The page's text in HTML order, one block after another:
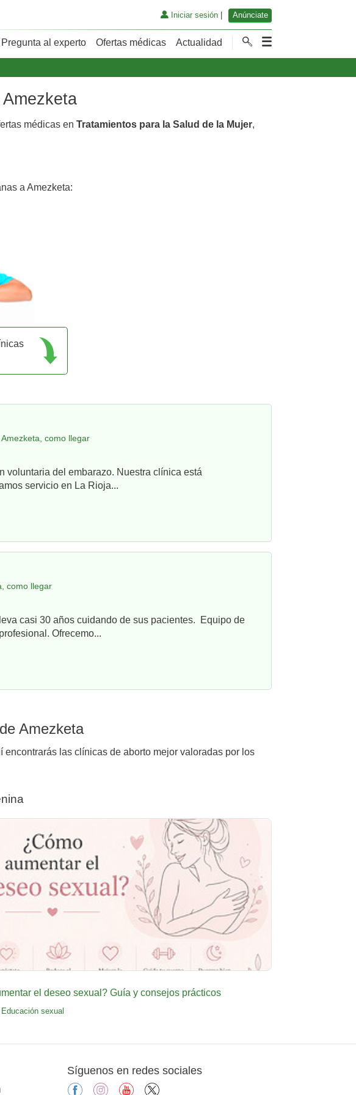
Iniciar sesión| Anúnciate
Pregunta al experto Ofertas médicas Actualidad
médicas en Tratamientos para la Salud de la Mujer,
a Amezketa:
como llegar
voluntaria del embarazo. Nuestra clínica está
servicio en La Rioja...
como llegar
casi 30 años cuidando de sus pacientes. Equipo de
Ofrecemo...
Amezketa
las clínicas de aborto mejor valoradas por los
el deseo sexual? Guía y consejos prácticos
Educación sexual
Síguenos en redes sociales
facebookinstagramyoutube